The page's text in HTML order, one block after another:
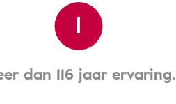
1
dan 116 jaar ervaring.